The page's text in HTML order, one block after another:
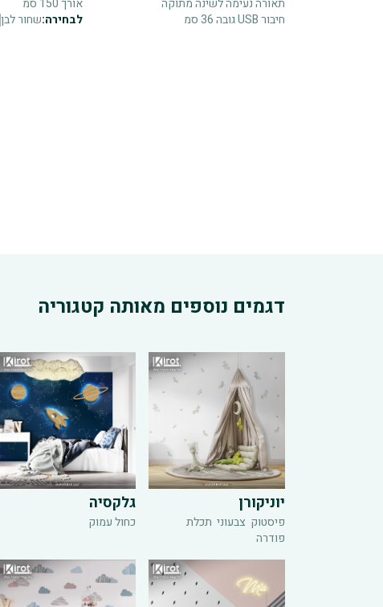
אורך 150 סמ
לבחירה:שחור לבן
תאורה נעימה לשינה מתוקה
חיבור USB גובה 36 סמ
דגמים נוספים מאותה קטגוריה
יוניקורן
פיסטוק צבעוני תכלת
פודרה
גלקסיה
כחול עמוק